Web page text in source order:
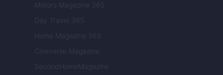
Motors Magazine 365
Day Travel 365
Home Magazine 365
Cineverse Magazine
SecondHomeMagazine